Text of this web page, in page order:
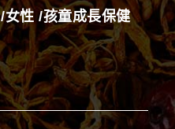
性 /孩童成長保健